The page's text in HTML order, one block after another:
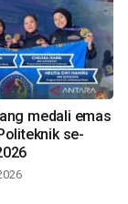
medali emas
se-